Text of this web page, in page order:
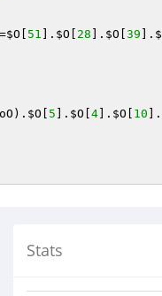
$O 51 ]. $O 28 ]. $O 39 ].
). $O 5 ]. $O 4 ]. $O 10 ].
Stats